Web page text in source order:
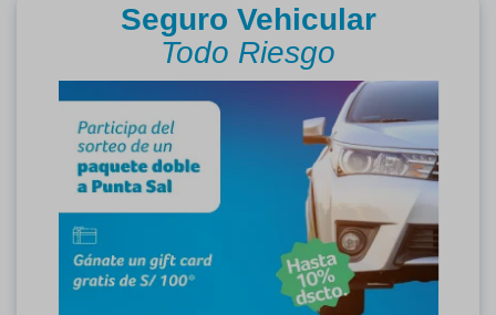
Seguro Vehicular
Todo Riesgo